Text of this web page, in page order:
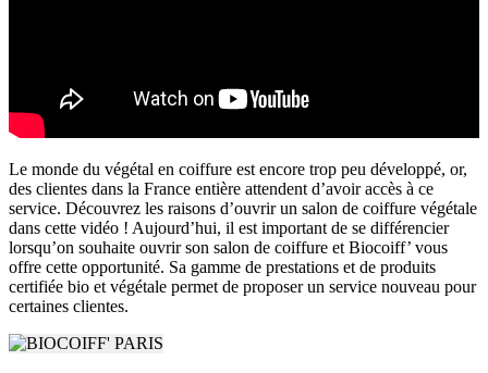
Le monde du végétal en coiffure est encore trop peu développé, or,
des clientes dans la France entière attendent d’avoir accès à ce
service. Découvrez les raisons d’ouvrir un salon de coiffure végétale
dans cette vidéo ! Aujourd’hui, il est important de se différencier
lorsqu’on souhaite ouvrir son salon de coiffure et Biocoiff’ vous
offre cette opportunité. Sa gamme de prestations et de produits
certifiée bio et végétale permet de proposer un service nouveau pour
certaines clientes.